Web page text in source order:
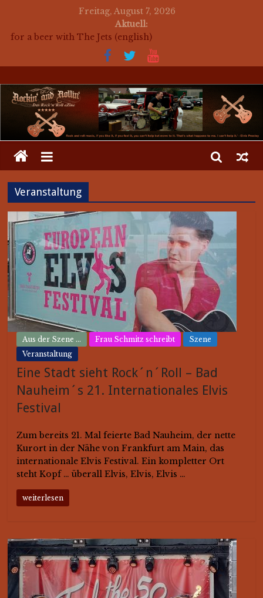
Freitag, August 7, 2026
Aktuell:
for a beer with The Jets (english)
Mosaik Massaker – Mosaikkunst aus dem Bereich
Rockabilly, Kustom Kultur und der Hot Rod Szene
auf ein Bier mit Mason Dixon Hobos
auf ein Bier mit The Jets
Veranstaltung
Aus der Szene ... Frau Schmitz schreibt
Szene
Veranstaltung
Eine Stadt sieht Rock´n´Roll – Bad
Nauheim´s 21. Internationales Elvis
Festival
Zum bereits 21. Mal feierte Bad Nauheim, der nette
Kurort in der Nähe von Frankfurt am Main, das
internationale Elvis Festival. Ein kompletter Ort
steht Kopf … überall Elvis, Elvis, Elvis …
weiterlesen